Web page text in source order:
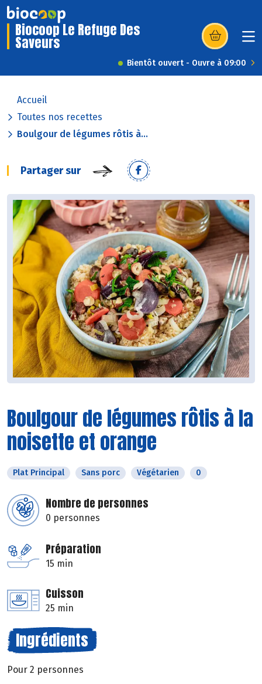
Biocoop Le Refuge Des
Saveurs (s’ouvre dans
Bientôt ouvert - Ouvre à 09:00
Accueil
Toutes nos recettes
Boulgour de légumes rôtis à...
Partager sur
Boulgour de légumes rôtis à la
noisette et orange
Plat Principal Sans porc Végétarien 0
Nombre de personnes
0 personnes
Préparation
15 min
Cuisson
25 min
Ingrédients
Pour 2 personnes